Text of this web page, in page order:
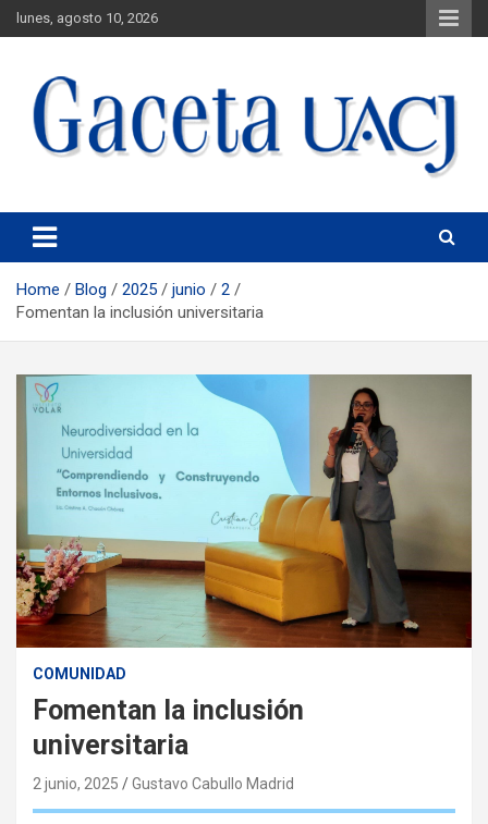
lunes, agosto 10, 2026
Gaceta UACJ
Home Blog 2025 junio
2
Fomentan la inclusión universitaria
COMUNIDAD
Fomentan la inclusión
universitaria
2 junio, 2025 Gustavo Cabullo Madrid